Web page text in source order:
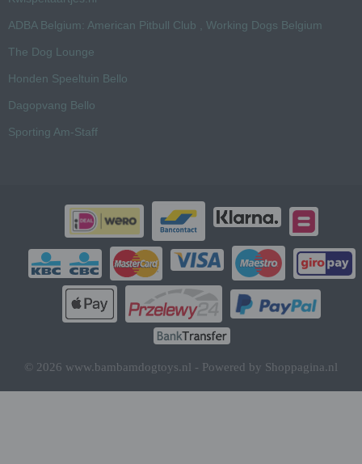
ADBA Belgium: American Pitbull Club , Working Dogs Belgium
The Dog Lounge
Honden Speeltuin Bello
Dagopvang Bello
Sporting Am-Staff
© 2026 www.bambamdogtoys.nl - Powered by Shoppagina.nl